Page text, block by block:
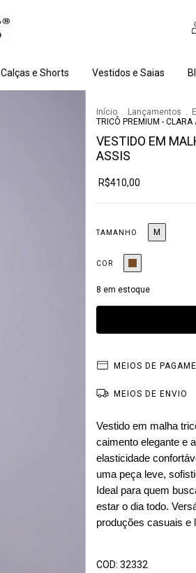
Calças e Shorts Vestidos e Saias
Início . Lançamentos .
TRICÔ PREMIUM - CLARA
VESTIDO EM
ASSIS
R$410,00
TAMANHO M
COR
8 em estoque
MEIOS DE
MEIOS DE ENVIO
Vestido em malha
caimento elegante e
elasticidade
uma peça leve,
Ideal para quem
estar o dia todo.
produções casuais e
COD: 32332